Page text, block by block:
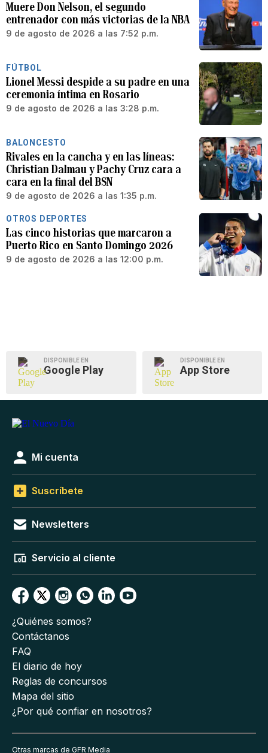
Muere Don Nelson, el segundo
entrenador con más victorias de la NBA
9 de agosto de 2026 a las 7:52 p.m.
FÚTBOL
Lionel Messi despide a su padre en una
ceremonia íntima en Rosario
9 de agosto de 2026 a las 3:28 p.m.
BALONCESTO
Rivales en la cancha y en las líneas:
Christian Dalmau y Pachy Cruz cara a
cara en la final del BSN
9 de agosto de 2026 a las 1:35 p.m.
OTROS DEPORTES
Las cinco historias que marcaron a
Puerto Rico en Santo Domingo 2026
9 de agosto de 2026 a las 12:00 p.m.
DISPONIBLE EN
Google Play
DISPONIBLE EN
App Store
Mi cuenta
Suscríbete
Newsletters
Servicio al cliente
¿Quiénes somos?
Contáctanos
FAQ
El diario de hoy
Reglas de concursos
Mapa del sitio
¿Por qué confiar en nosotros?
Otras marcas de GFR Media